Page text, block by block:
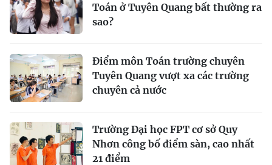
Toán ở Tuyên Quang bất thường ra
sao?
Điểm môn Toán trường chuyên
Tuyên Quang vượt xa các trường
chuyên cả nước
Trường Đại học FPT cơ sở Quy
Nhơn công bố điểm sàn, cao nhất
21 điểm